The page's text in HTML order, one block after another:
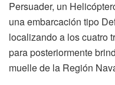
Persuader, un
una embarcación tipo
localizando a los cuatro
para posteriormente
muelle de la Región